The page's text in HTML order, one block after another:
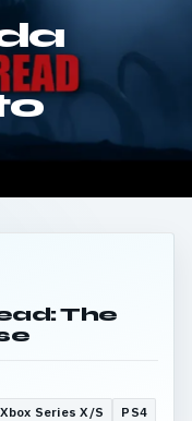
The
Xbox Series X/S
PS4